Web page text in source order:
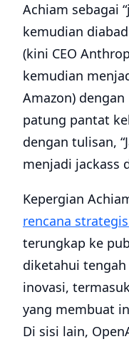
Achiam sebagai
kemudian
(kini CEO
kemudian
Amazon)
patung pantat
dengan tulisan,
menjadi jackass
Kepergian
rencana
terungkap ke
diketahui
inovasi,
yang membuat
Di sisi lain,